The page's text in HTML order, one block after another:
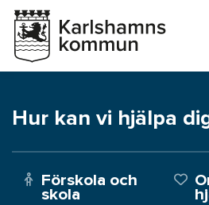
Hur kan vi hjälpa
Förskola och
skola